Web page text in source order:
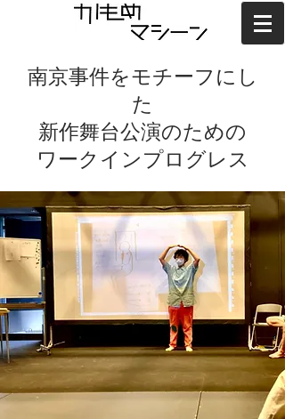
南京事件をモチーフにし
た
新作舞台公演のための
ワークインプログレス